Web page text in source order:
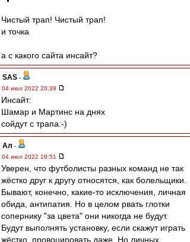
Чистый трап! Чистый трап!
и точка
а с какого сайта инсайт?
SAS -
04 июл 2022 20:38
Инсайт:
Шамар и Мартинс на днях
сойдут с трапа:-)
Ал -
04 июл 2022 19:51
Уверен, что футболисты разных команд не так
жёстко друг к другу относятся, как болельщики.
Бывают, конечно, какие-то исключения, личная
обида, антипатия. Но в целом рвать глотки
сопернику "за цвета" они никогда не будут.
Будут выполнять установку, если скажут играть
жёстко, провоцировать даже. Но личных